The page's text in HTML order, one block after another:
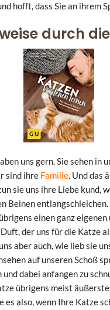
hofft, dass Sie an ihrem
durch
uns gern. Sie sehen in
sind ihre Familie. Und das
sie uns ihre Liebe kund,
Beinen entlangschleichen.
einen ganz eigenen
der uns für die Katze
aber auch, wie lieb sie
auf unseren Schoß
und dabei anfangen zu
übrigens meist
es also, wenn Ihre Katze